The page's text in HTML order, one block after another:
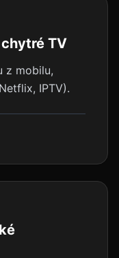
TV
z mobilu,
IPTV).